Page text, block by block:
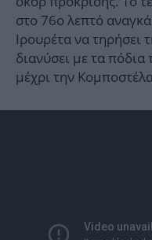
στο 76ο λεπτό
Ιρουρέτα να τηρήσει
διανύσει με τα
μέχρι την